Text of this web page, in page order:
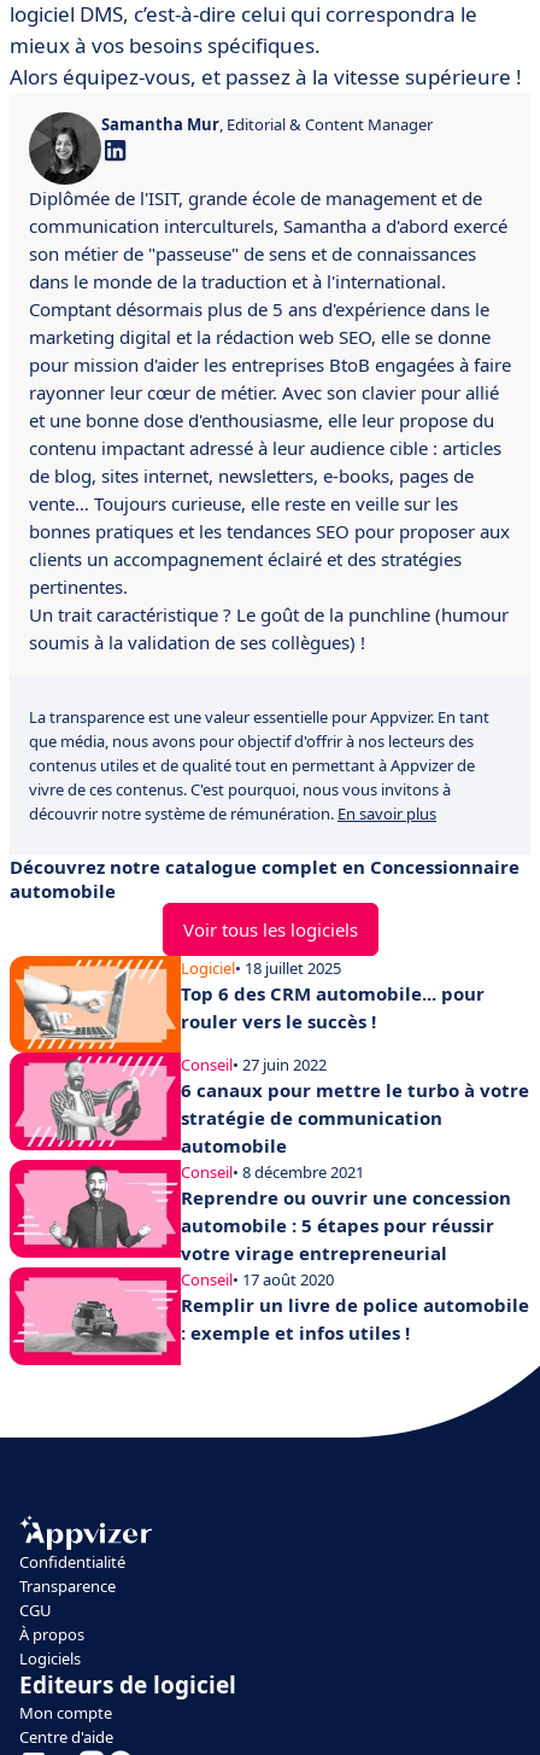
logiciel DMS, c’est-à-dire celui qui correspondra le
mieux à vos besoins spécifiques.
Alors équipez-vous, et passez à la vitesse supérieure !
Samantha Mur, Editorial & Content Manager
Diplômée de l'ISIT, grande école de management et de
communication interculturels, Samantha a d'abord exercé
son métier de "passeuse" de sens et de connaissances
dans le monde de la traduction et à l'international.
Comptant désormais plus de 5 ans d'expérience dans le
marketing digital et la rédaction web SEO, elle se donne
pour mission d'aider les entreprises BtoB engagées à faire
rayonner leur cœur de métier. Avec son clavier pour allié
et une bonne dose d'enthousiasme, elle leur propose du
contenu impactant adressé à leur audience cible : articles
de blog, sites internet, newsletters, e-books, pages de
vente… Toujours curieuse, elle reste en veille sur les
bonnes pratiques et les tendances SEO pour proposer aux
clients un accompagnement éclairé et des stratégies
pertinentes.
Un trait caractéristique ? Le goût de la punchline (humour
soumis à la validation de ses collègues) !
La transparence est une valeur essentielle pour Appvizer. En tant
que média, nous avons pour objectif d'offrir à nos lecteurs des
contenus utiles et de qualité tout en permettant à Appvizer de
vivre de ces contenus. C'est pourquoi, nous vous invitons à
découvrir notre système de rémunération. En savoir plus
Découvrez notre catalogue complet en Concessionnaire
automobile
Voir tous les logiciels
Logiciel• 18 juillet 2025
Top 6 des CRM automobile... pour
rouler vers le succès !
Conseil• 27 juin 2022
6 canaux pour mettre le turbo à votre
stratégie de communication
automobile
Conseil• 8 décembre 2021
Reprendre ou ouvrir une concession
automobile : 5 étapes pour réussir
votre virage entrepreneurial
Conseil• 17 août 2020
Remplir un livre de police automobile
: exemple et infos utiles !
Confidentialité
Transparence
CGU
À propos
Logiciels
Editeurs de logiciel
Mon compte
Centre d'aide